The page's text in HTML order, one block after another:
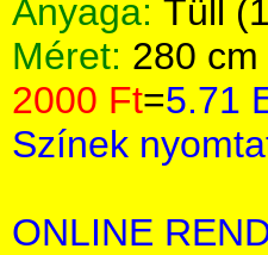
Anyaga: Tüll
Méret: 280
2000 Ft=5.71
Színek
ONLINE